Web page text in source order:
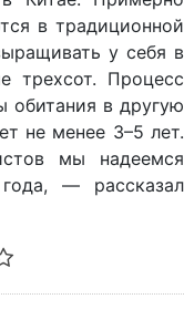
в традиционной
у себя в
трехсот. Процесс
обитания в другую
не менее 3–5 лет.
мы надеемся
— рассказал